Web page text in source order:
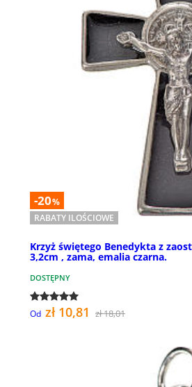
-20%
RABATY ILOŚCIOWE
Krzyż świętego Benedykta z
3,2cm , zama, emalia czarna.
DOSTĘPNY
Od zł 10,81 zł 18,01